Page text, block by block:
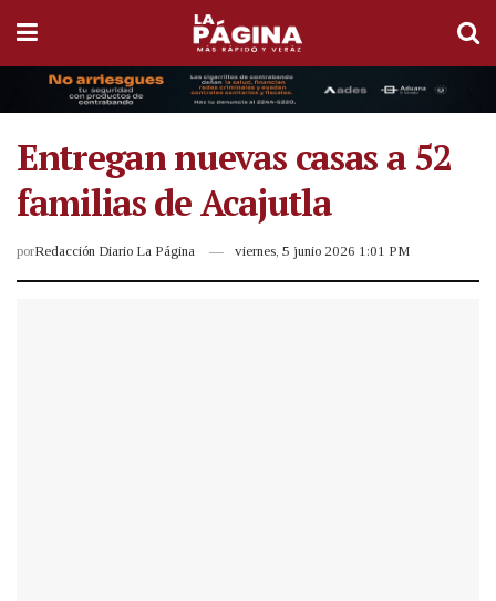
Entregan nuevas casas a 52
familias de Acajutla
porRedacción Diario La Página viernes, 5 junio 2026 1:01 PM